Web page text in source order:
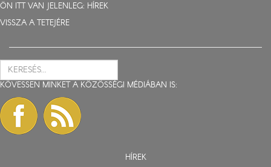
ÖN ITT VAN JELENLEG: HÍREK
VISSZA A TETEJÉRE
KÖVESSEN MINKET A KÖZÖSSÉGI MÉDIÁBAN IS:
HÍREK